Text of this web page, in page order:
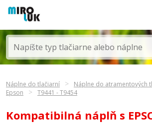
Náplne do tlačiarní Náplne do atramentových
Epson
T9441 - T9454
Kompatibilná náplň s